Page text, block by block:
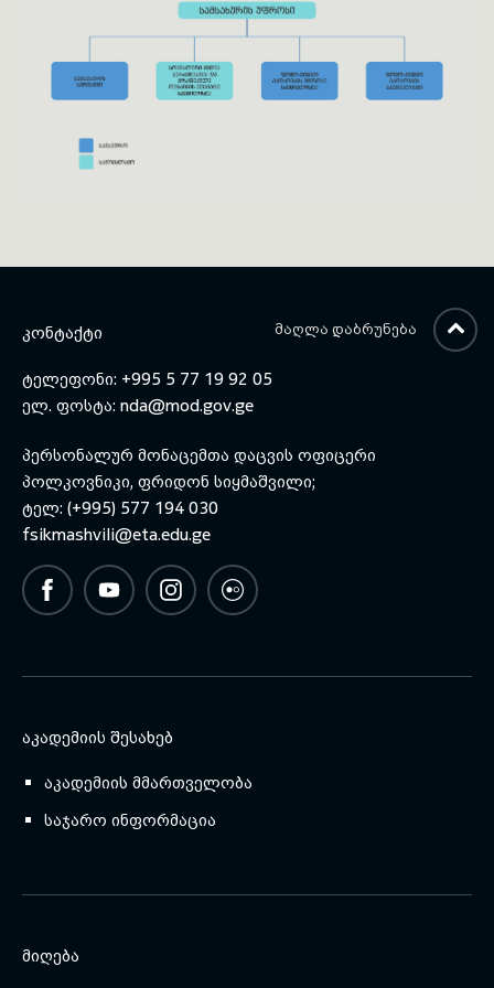
ᲙᲝᲜᲢᲐᲥᲢᲘ
ტელეფონი: +995 5 77 19 92 05
ელ. ფოსტა: nda@mod.gov.ge
პერსონალურ მონაცემთა დაცვის ოფიცერი
პოლკოვნიკი, ფრიდონ სიყმაშვილი;
ტელ: (+995) 577 194 030
fsikmashvili@eta.edu.ge
ᲐᲙᲐᲓᲔᲛᲘᲘᲡ ᲨᲔᲡᲐᲮᲔᲑ
აკადემიის მმართველობა
საჯარო ინფორმაცია
ᲛᲘᲦᲔᲑᲐ
ᲛᲐᲦᲚᲐ ᲓᲐᲑᲠᲣᲜᲔᲑᲐ